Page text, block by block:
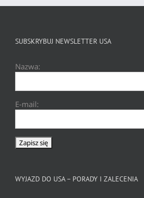
SUBSKRYBUJ NEWSLETTER USA
Nazwa:
E-mail:
WYJAZD DO USA – PORADY I ZALECENIA